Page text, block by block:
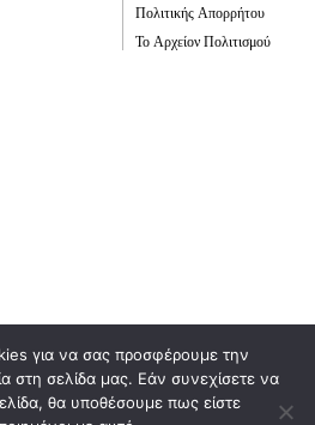
Πολιτικής Απορρήτου
Το Αρχείον Πολιτισμού
By
Όροι Χρήσης
Προστασία Δεδομένων
για να σας προσφέρουμε την
στη σελίδα μας. Εάν συνεχίσετε να
θα υποθέσουμε πως είστε